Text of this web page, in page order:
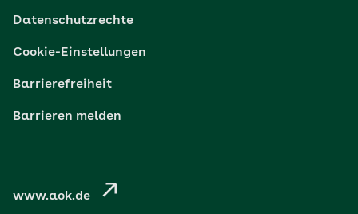
Digital gesund
Datenschutzrechte
Cookie-Einstellungen
Barrierefreiheit
Barrieren melden
www.aok.de